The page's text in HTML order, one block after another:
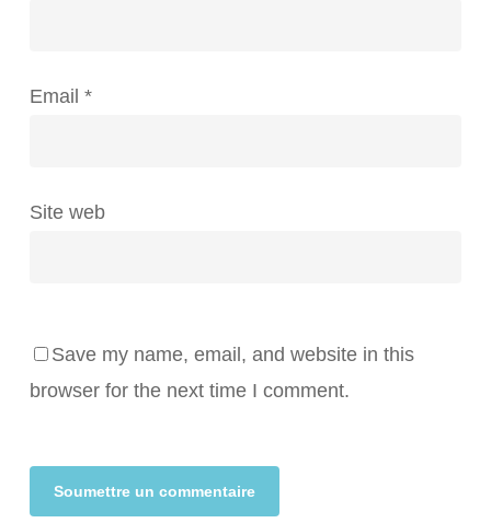
Email *
Site web
Save my name, email, and website in this
browser for the next time I comment.